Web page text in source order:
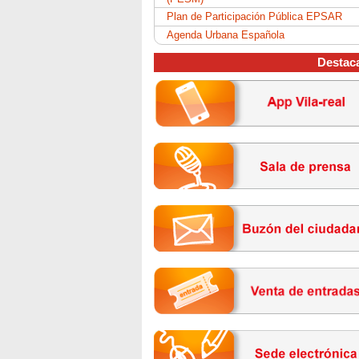
Plan de Participación Pública EPSAR
Agenda Urbana Española